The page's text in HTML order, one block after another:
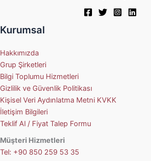
Kurumsal
Hakkımızda
Grup Şirketleri
Bilgi Toplumu Hizmetleri
Gizlilik ve Güvenlik Politikası
Kişisel Veri Aydınlatma Metni KVKK
İletişim Bilgileri
Teklif Al / Fiyat Talep Formu
Müşteri Hizmetleri
Tel: +90 850 259 53 35